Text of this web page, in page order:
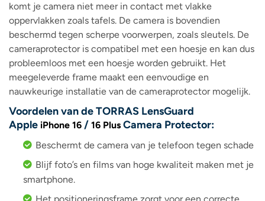
komt je camera niet meer in contact met vlakke
oppervlakken zoals tafels. De camera is bovendien
beschermd tegen scherpe voorwerpen, zoals sleutels. De
cameraprotector is compatibel met een hoesje en kan dus
probleemloos met een hoesje worden gebruikt. Het
meegeleverde frame maakt een eenvoudige en
nauwkeurige installatie van de cameraprotector mogelijk.
Voordelen van de TORRAS LensGuard
Apple iPhone 16 / 16 Plus Camera Protector:
Beschermt de camera van je telefoon tegen schade
Blijf foto’s en films van hoge kwaliteit maken met je
smartphone.